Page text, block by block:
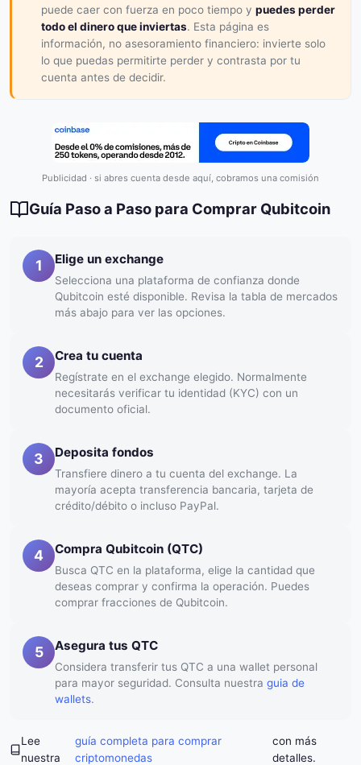
puede caer con fuerza en poco tiempo y puedes perder
todo el dinero que inviertas. Esta página es
información, no asesoramiento financiero: invierte solo
lo que puedas permitirte perder y contrasta por tu
cuenta antes de decidir.
Publicidad · si abres cuenta desde aquí, cobramos una comisión
Guía Paso a Paso para Comprar Qubitcoin
1 Elige un exchange
Selecciona una plataforma de confianza donde
Qubitcoin esté disponible. Revisa la tabla de mercados
más abajo para ver las opciones.
2 Crea tu cuenta
Regístrate en el exchange elegido. Normalmente
necesitarás verificar tu identidad (KYC) con un
documento oficial.
3 Deposita fondos
Transfiere dinero a tu cuenta del exchange. La
mayoría acepta transferencia bancaria, tarjeta de
crédito/débito o incluso PayPal.
4 Compra Qubitcoin (QTC)
Busca QTC en la plataforma, elige la cantidad que
deseas comprar y confirma la operación. Puedes
comprar fracciones de Qubitcoin.
5 Asegura tus QTC
Considera transferir tus QTC a una wallet personal
para mayor seguridad. Consulta nuestra guia de
wallets.
Lee
nuestra
guía completa para comprar
criptomonedas
con más
detalles.